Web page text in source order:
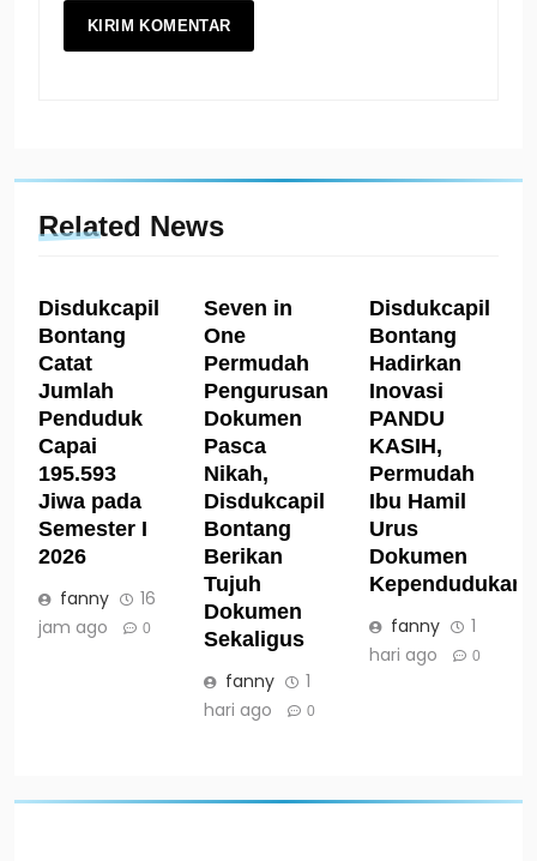
Related News
Disdukcapil
Bontang
Catat
Jumlah
Penduduk
Capai
195.593
Jiwa pada
Semester I
2026
fanny
16
jam ago
0
Seven in
One
Permudah
Pengurusan
Dokumen
Pasca
Nikah,
Disdukcapil
Bontang
Berikan
Tujuh
Dokumen
Sekaligus
fanny
1
hari ago
0
Disdukcapil
Bontang
Hadirkan
Inovasi
PANDU
KASIH,
Permudah
Ibu Hamil
Urus
Dokumen
Kependudukan
fanny
1
hari ago
0